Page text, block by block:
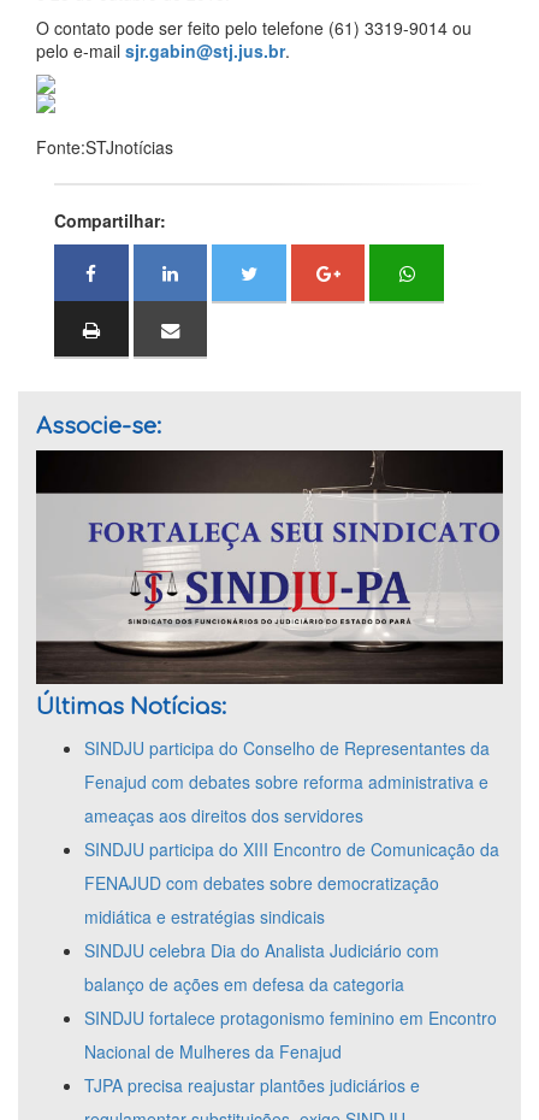
O contato pode ser feito pelo telefone (61) 3319-9014 ou
pelo e-mail sjr.gabin@stj.jus.br.
Fonte:STJnotícias
Compartilhar:
Associe-se:
Últimas Notícias:
SINDJU participa do Conselho de Representantes da
Fenajud com debates sobre reforma administrativa e
ameaças aos direitos dos servidores
SINDJU participa do XIII Encontro de Comunicação da
FENAJUD com debates sobre democratização
midiática e estratégias sindicais
SINDJU celebra Dia do Analista Judiciário com
balanço de ações em defesa da categoria
SINDJU fortalece protagonismo feminino em Encontro
Nacional de Mulheres da Fenajud
TJPA precisa reajustar plantões judiciários e